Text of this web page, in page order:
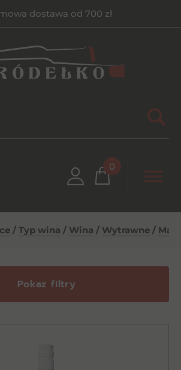
dostawa od 700 zł
0
/ Typ wina / Wina / Wytrawne /
Pokaz filtry